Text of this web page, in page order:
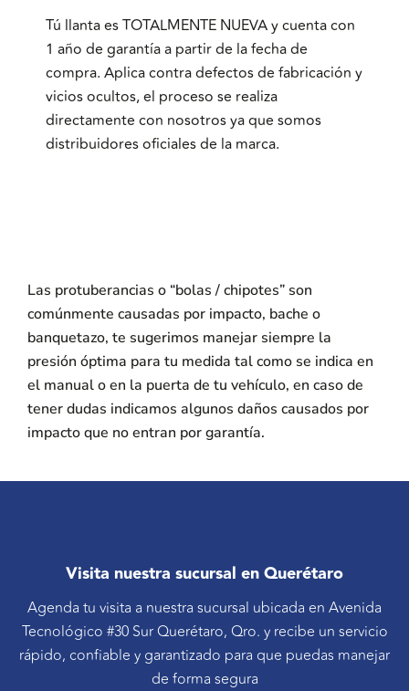
Tú llanta es TOTALMENTE NUEVA y cuenta con
1 año de garantía a partir de la fecha de
compra. Aplica contra defectos de fabricación y
vicios ocultos, el proceso se realiza
directamente con nosotros ya que somos
distribuidores oficiales de la marca.
Las protuberancias o “bolas / chipotes” son
comúnmente causadas por impacto, bache o
banquetazo, te sugerimos manejar siempre la
presión óptima para tu medida tal como se indica en
el manual o en la puerta de tu vehículo, en caso de
tener dudas indicamos algunos daños causados por
impacto que no entran por garantía.
Visita nuestra sucursal en Querétaro
Agenda tu visita a nuestra sucursal ubicada en Avenida
Tecnológico #30 Sur Querétaro, Qro. y recibe un servicio
rápido, confiable y garantizado para que puedas manejar
de forma segura